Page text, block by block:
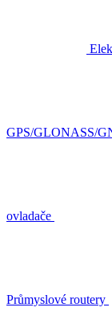
GPS/GLONASS/
ovladače
Průmyslové routery